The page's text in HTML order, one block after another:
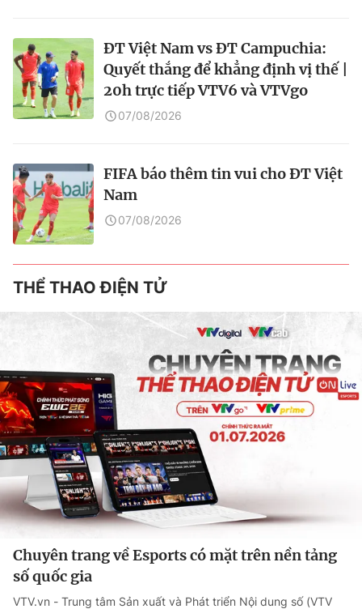
ĐT Việt Nam vs ĐT Campuchia:
Quyết thắng để khẳng định vị thế |
20h trực tiếp VTV6 và VTVgo
07/08/2026
FIFA báo thêm tin vui cho ĐT Việt
Nam
07/08/2026
THỂ THAO ĐIỆN TỬ
Chuyên trang về Esports có mặt trên nền tảng
số quốc gia
VTV.vn - Trung tâm Sản xuất và Phát triển Nội dung số (VTV